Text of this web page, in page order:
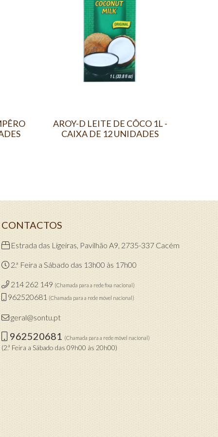
AROY-D LEITE DE CÔCO 1L -
CAIXA DE 12 UNIDADES
CONTACTOS
Estrada das Ligeiras, Pavilhão A9, 2735-337 Cacém
2.ª Feira a Sábado das 13h00 às 17h00
214 262 149 (Chamada para a rede fixa nacional)
962520681 (Chamada para a rede móvel nacional)
geral@sontu.pt
962520681 (Chamada para a rede móvel nacional)
(2.ª Feira a Sábado das 09h00 às 20h00)